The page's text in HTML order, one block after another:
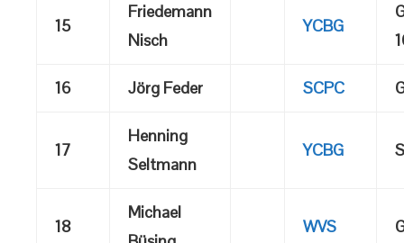
15
Friedemann
Nisch
YCBG
16 Jörg Feder SCPC
17
Henning
Seltmann
YCBG
18
Michael
WVS